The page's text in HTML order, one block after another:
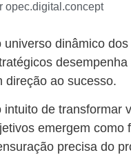
opec.digital.concept
universo dinâmico
direção ao sucesso.
intuito de transformar
emergem como
precisa do